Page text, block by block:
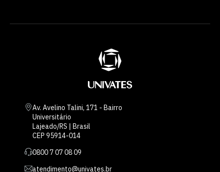
Av. Avelino Talini, 171 - Bairro
Universitário
Lajeado/RS | Brasil
CEP 95914-014
0800 7 07 08 09
atendimento@univates.br